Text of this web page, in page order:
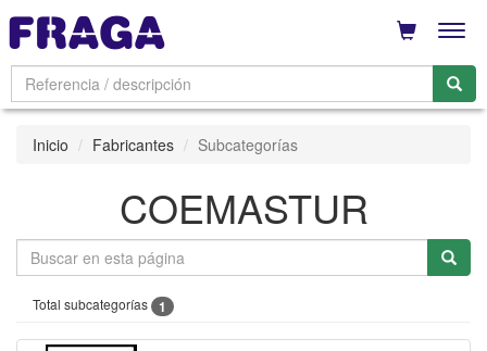
Inicio Fabricantes Subcategorías
COEMASTUR
Total subcategorías 1